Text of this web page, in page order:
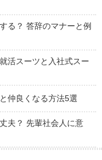
る？ 答辞のマナーと例
活スーツと入社式スー
仲良くなる方法5選
夫？ 先輩社会人に意